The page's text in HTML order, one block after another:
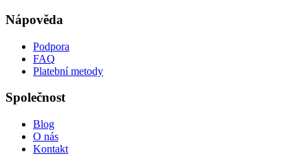
Nápověda
Podpora
FAQ
Platební metody
Společnost
Blog
O nás
Kontakt